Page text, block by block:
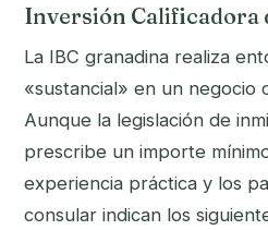
Inversión Calificadora
La IBC granadina realiza
«sustancial» en un negocio
Aunque la legislación de
prescribe un importe
experiencia práctica y los
consular indican los